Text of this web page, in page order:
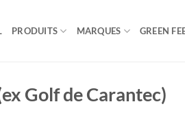
PRODUITS MARQUES GREEN
Golf de Carantec)